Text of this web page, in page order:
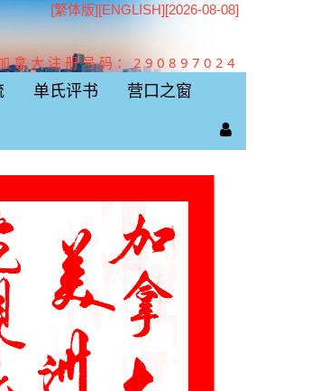
[繁体版][ENGLISH][2026-08-08]
拿大注册号码：290897024
单氏评书 营口之窗